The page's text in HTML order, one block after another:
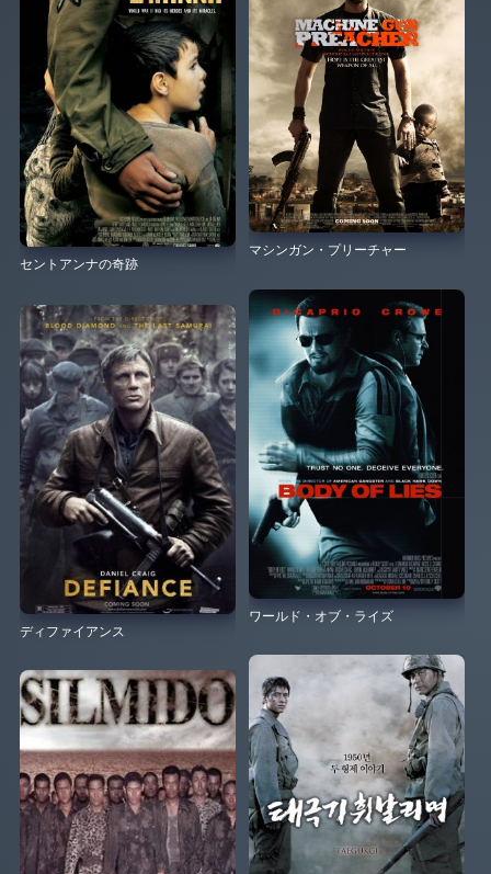
マシンガン・プリーチャー
セントアンナの奇跡
ワールド・オブ・ライズ
ディファイアンス